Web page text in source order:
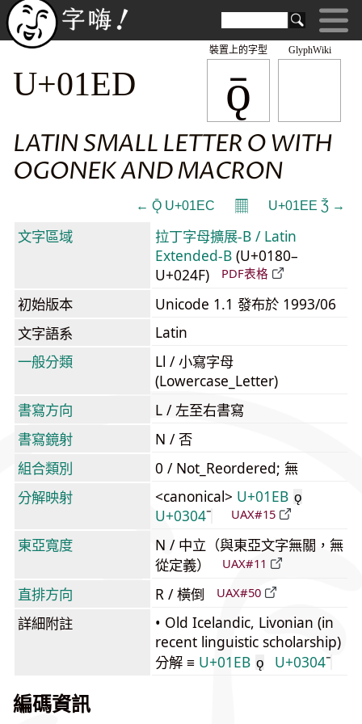
GlyphWiki
ǭ
裝置上的字型
U+01ED
LATIN SMALL LETTER O WITH
OGONEK AND MACRON
← Ǭ U+01EC 𝄜 U+01EE Ǯ →
文字區域
拉丁字母擴展-B / Latin
Extended-B (U+0180–
U+024F)
PDF表格
初始版本
Unicode 1.1 發布於 1993/06
文字語系
Latin
一般分類
Ll / 小寫字母
(Lowercase_Letter)
書寫方向
L / 左至右書寫
書寫鏡射
N / 否
組合類別
0 / Not_Reordered; 無
分解映射
<canonical> U+01EB ǫ
U+0304 UAX#15
東亞寬度
N / 中立（與東亞文字無關，無
從定義）
UAX#11
直排方向 R / 橫倒 UAX#50
詳細附註
• Old Icelandic, Livonian (in
recent linguistic scholarship)
分解 ≡ U+01EB ǫ U+0304
編碼資訊